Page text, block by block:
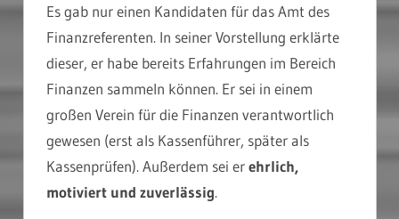
Es gab nur einen Kandidaten für das Amt des
Finanzreferenten. In seiner Vorstellung erklärte
dieser, er habe bereits Erfahrungen im Bereich
Finanzen sammeln können. Er sei in einem
großen Verein für die Finanzen verantwortlich
gewesen (erst als Kassenführer, später als
Kassenprüfen). Außerdem sei erehrlich,
motiviert und zuverlässig.